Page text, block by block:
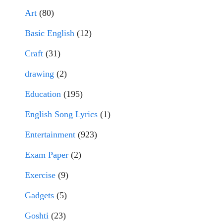
Art (80)
Basic English (12)
Craft (31)
drawing (2)
Education (195)
English Song Lyrics (1)
Entertainment (923)
Exam Paper (2)
Exercise (9)
Gadgets (5)
Goshti (23)